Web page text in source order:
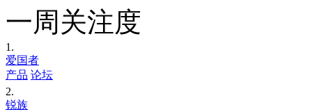
一周关注度
1.
爱国者
产品 论坛
2.
锐族